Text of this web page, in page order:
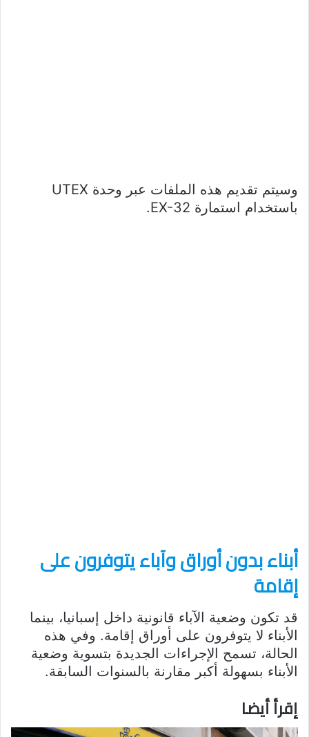
وسيتم تقديم هذه الملفات عبر وحدة UTEX
باستخدام استمارة EX-32.
أبناء بدون أوراق وآباء يتوفرون على
إقامة
قد تكون وضعية الآباء قانونية داخل إسبانيا، بينما
الأبناء لا يتوفرون على أوراق إقامة. وفي هذه
الحالة، تسمح الإجراءات الجديدة بتسوية وضعية
الأبناء بسهولة أكبر مقارنة بالسنوات السابقة.
إقرأ أيضا